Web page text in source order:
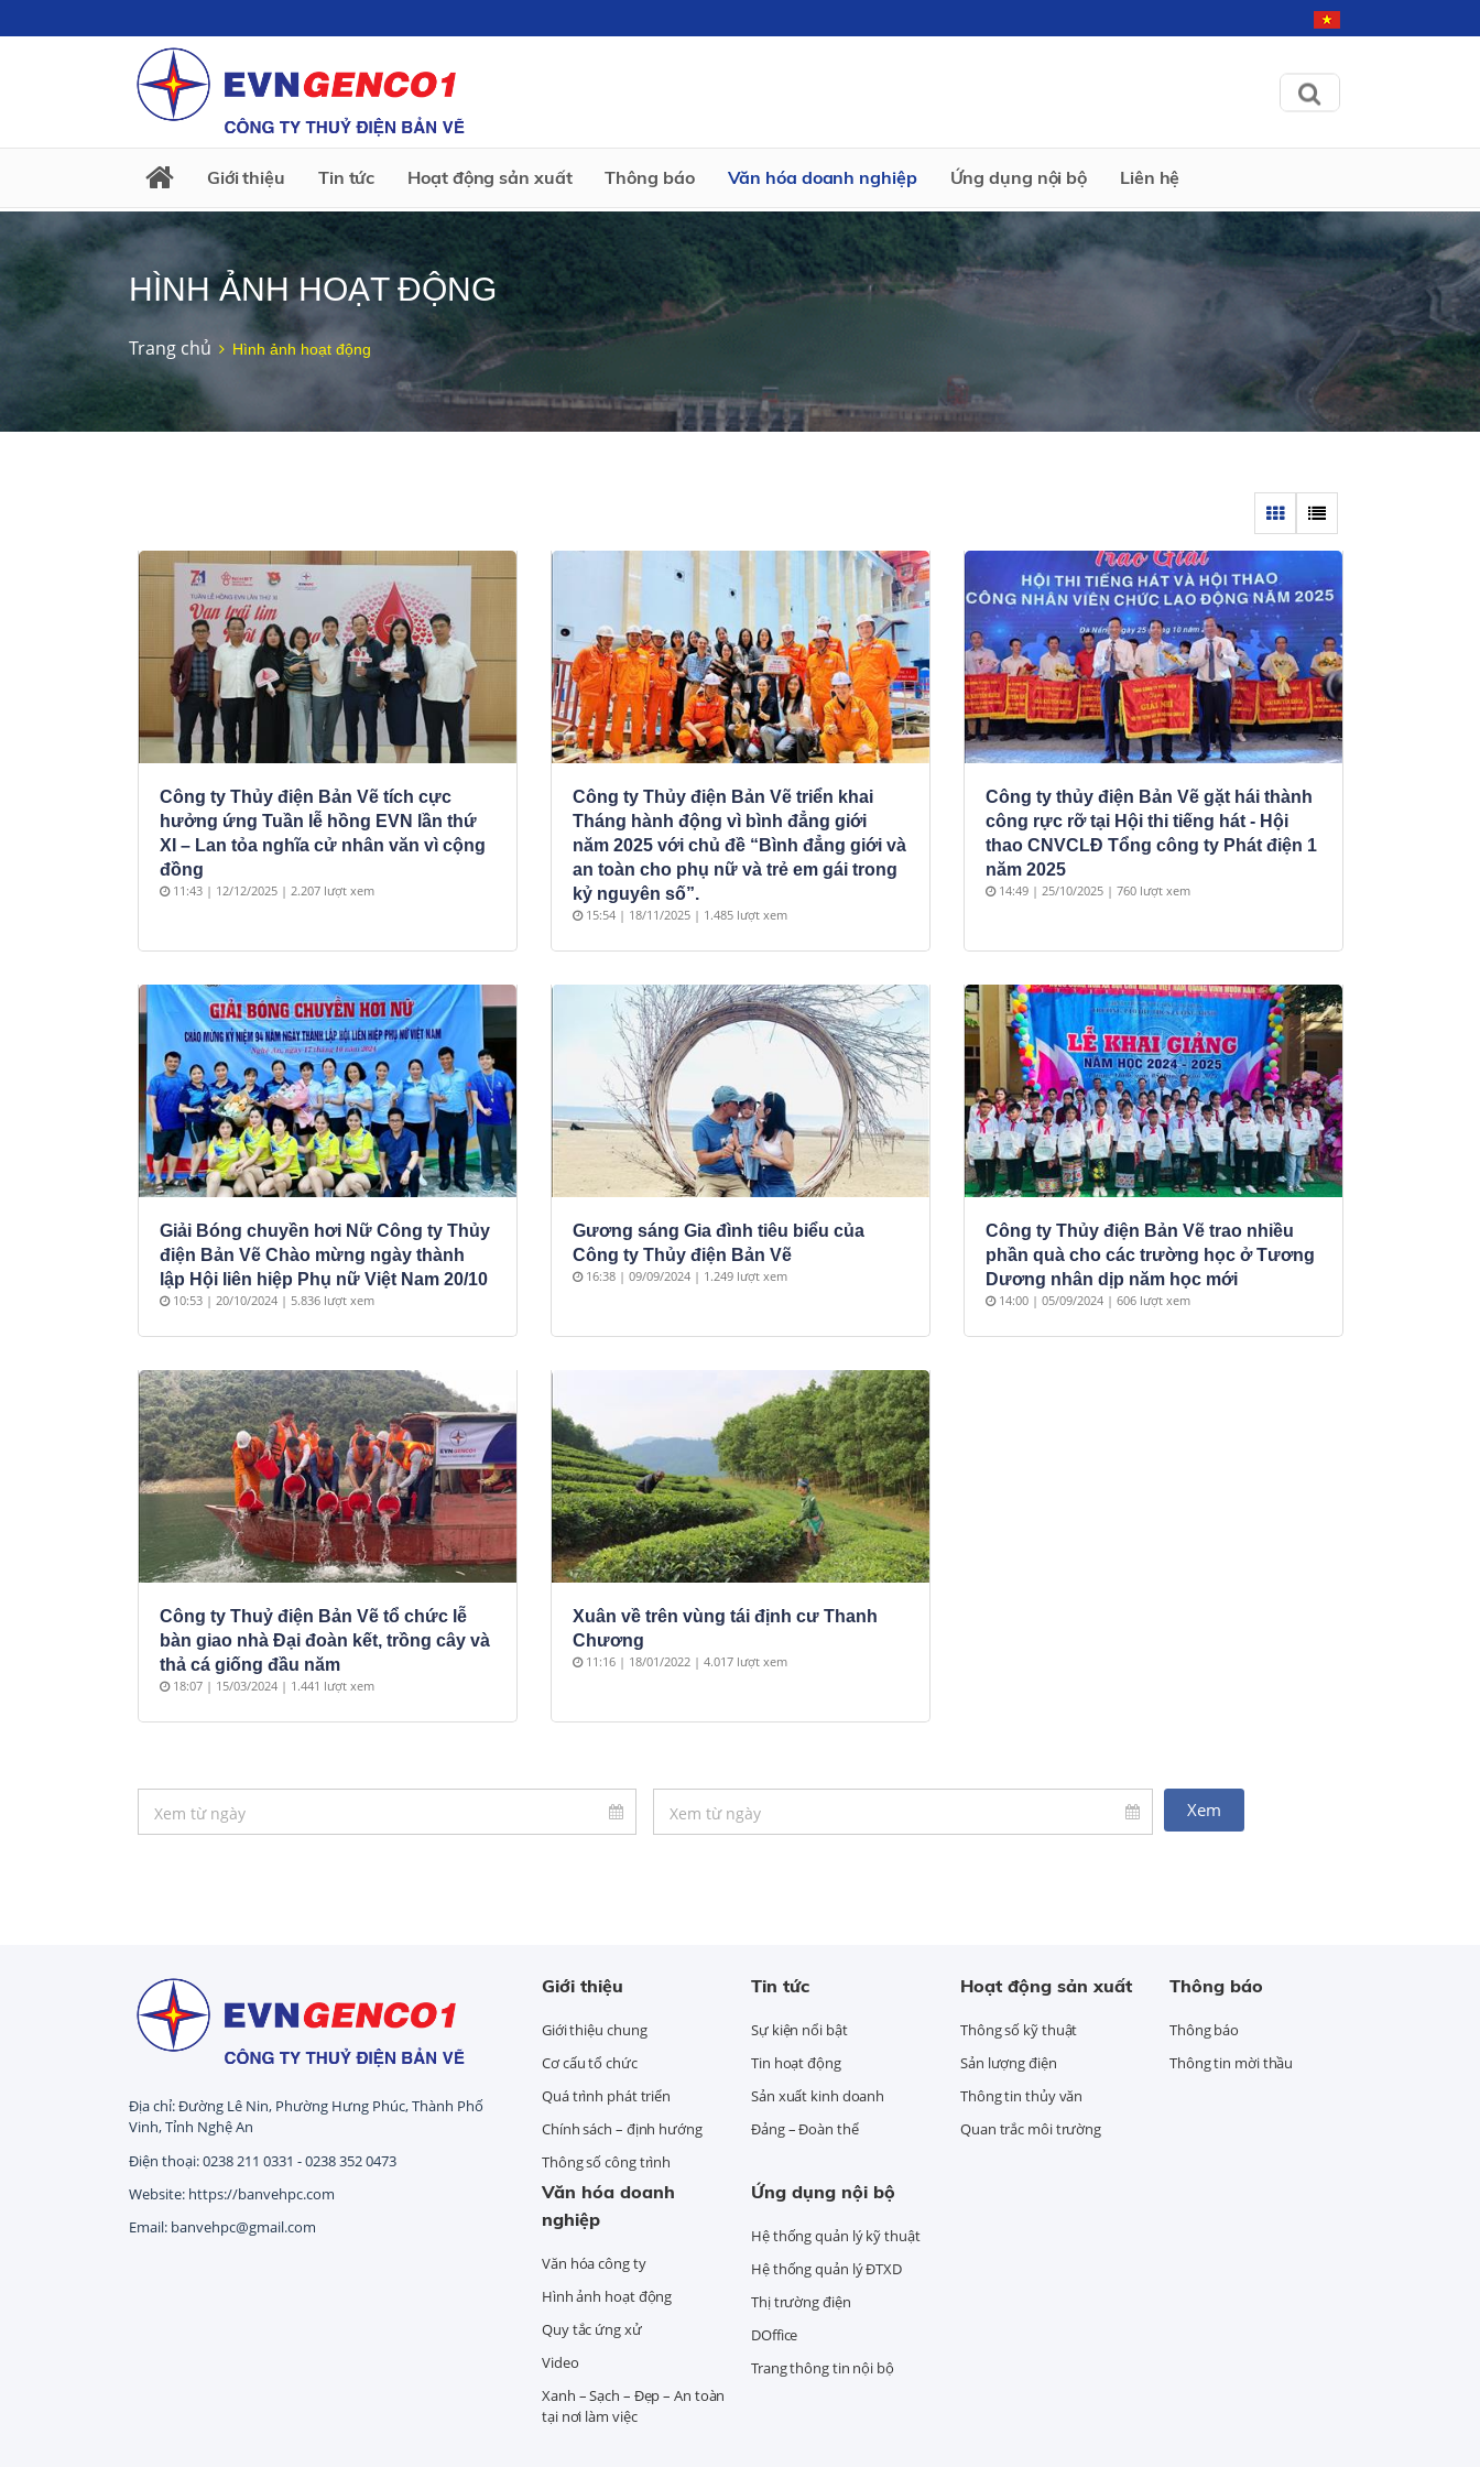
Giới thiệu Tin tức Hoạt động sản xuất Thông báo Văn hóa doanh nghiệp Ứng dụng nội bộ Liên hệ
HÌNH ẢNH HOẠT ĐỘNG
Trang chủ Hình ảnh hoạt động
Công ty Thủy điện Bản Vẽ tích cực
hưởng ứng Tuần lễ hồng EVN lần thứ
XI – Lan tỏa nghĩa cử nhân văn vì cộng
đồng
11:43 | 12/12/2025 | 2.207 lượt xem
Công ty Thủy điện Bản Vẽ triển khai
Tháng hành động vì bình đẳng giới
năm 2025 với chủ đề “Bình đẳng giới và
an toàn cho phụ nữ và trẻ em gái trong
kỷ nguyên số”.
15:54 | 18/11/2025 | 1.485 lượt xem
Công ty thủy điện Bản Vẽ gặt hái thành
công rực rỡ tại Hội thi tiếng hát - Hội
thao CNVCLĐ Tổng công ty Phát điện 1
năm 2025
14:49 | 25/10/2025 | 760 lượt xem
Giải Bóng chuyền hơi Nữ Công ty Thủy
điện Bản Vẽ Chào mừng ngày thành
lập Hội liên hiệp Phụ nữ Việt Nam 20/10
10:53 | 20/10/2024 | 5.836 lượt xem
Gương sáng Gia đình tiêu biểu của
Công ty Thủy điện Bản Vẽ
16:38 | 09/09/2024 | 1.249 lượt xem
Công ty Thủy điện Bản Vẽ trao nhiều
phần quà cho các trường học ở Tương
Dương nhân dịp năm học mới
14:00 | 05/09/2024 | 606 lượt xem
Công ty Thuỷ điện Bản Vẽ tổ chức lễ
bàn giao nhà Đại đoàn kết, trồng cây và
thả cá giống đầu năm
18:07 | 15/03/2024 | 1.441 lượt xem
Xuân về trên vùng tái định cư Thanh
Chương
11:16 | 18/01/2022 | 4.017 lượt xem
Địa chỉ: Đường Lê Nin, Phường Hưng Phúc, Thành Phố
Vinh, Tỉnh Nghệ An
Điện thoại: 0238 211 0331 - 0238 352 0473
Website: https://banvehpc.com
Email: banvehpc@gmail.com
Giới thiệu
Giới thiệu chung
Cơ cấu tổ chức
Quá trình phát triển
Chính sách – định hướng
Thông số công trình
Tin tức
Sự kiện nổi bật
Tin hoạt động
Sản xuất kinh doanh
Đảng – Đoàn thể
Hoạt động sản xuất
Thông số kỹ thuật
Sản lượng điện
Thông tin thủy văn
Quan trắc môi trường
Thông báo
Thông báo
Thông tin mời thầu
Văn hóa doanh
nghiệp
Văn hóa công ty
Hình ảnh hoạt động
Quy tắc ứng xử
Video
Xanh – Sạch – Đẹp – An toàn
tại nơi làm việc
Ứng dụng nội bộ
Hệ thống quản lý kỹ thuật
Hệ thống quản lý ĐTXD
Thị trường điện
DOffice
Trang thông tin nội bộ